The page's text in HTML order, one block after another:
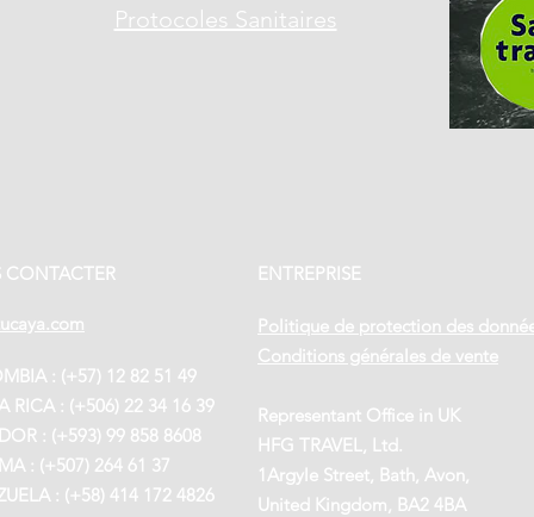
Protocoles Sanitaires
CONTACTER
: (+57) 12 82 51 49
RICA : (+506) 22 34 16 39
: (+593) 99 858 8608
: (+507) 264 61 37
: (+58) 414 172 4826
ENTREPRISE
Politique de protection des
Conditions générales de vente
Representant Office in UK
HFG TRAVEL, Ltd.
1Argyle Street, Bath, Avon,
United Kingdom, BA2 4BA